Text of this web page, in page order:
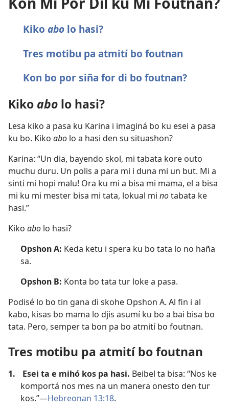
Kiko abolo hasi?
Tres motibu pa atmití bo foutnan
Kon bo por siña for di bo foutnan?
Kiko abo lo hasi?
Lesa kiko a pasa ku Karina i imaginá bo ku esei a pasa
ku bo. Kiko abo lo a hasi den su situashon?
Karina: “Un dia, bayendo skol, mi tabata kore outo
muchu duru. Un polis a para mi i duna mi un but. Mi a
sinti mi hopi malu! Ora ku mi a bisa mi mama, el a bisa
mi ku mi mester bisa mi tata, lokual mi notabata ke
hasi.”
Kiko abo lo hasi?
Opshon A: Keda ketu i spera ku bo tata lo no haña
sa.
Opshon B: Konta bo tata tur loke a pasa.
Podisé lo bo tin gana di skohe Opshon A. Al fin i al
kabo, kisas bo mama lo djis asumí ku bo a bai bisa bo
tata. Pero, semper ta bon pa bo atmití bo foutnan.
Tres motibu pa atmití bo foutnan
1. Esei ta e mihó kos pa hasi. Beibel ta bisa: “Nos ke
komportá nos mes na un manera onesto den tur
kos.”—Hebreonan 13:18.